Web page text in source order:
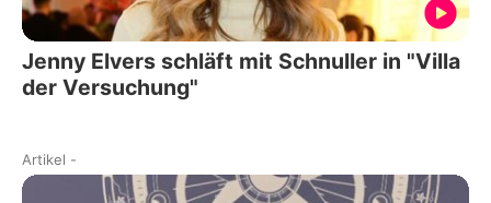
Jenny Elvers schläft mit Schnuller in "Villa
der Versuchung"
Artikel -